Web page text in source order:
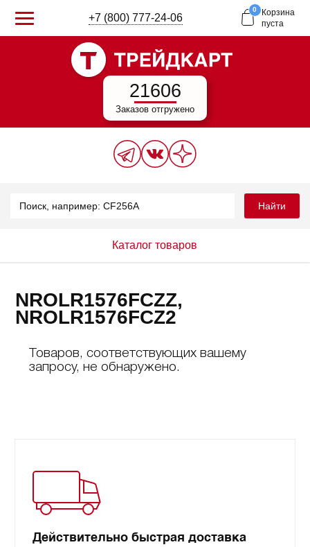
+7 (800) 777-24-06
0
Корзина
пуста
21606
Заказов отгружено
Найти
Каталог товаров
NROLR1576FCZZ,
NROLR1576FCZ2
Товаров, соответствующих вашему
запросу, не обнаружено.
Действительно быстрая доставка